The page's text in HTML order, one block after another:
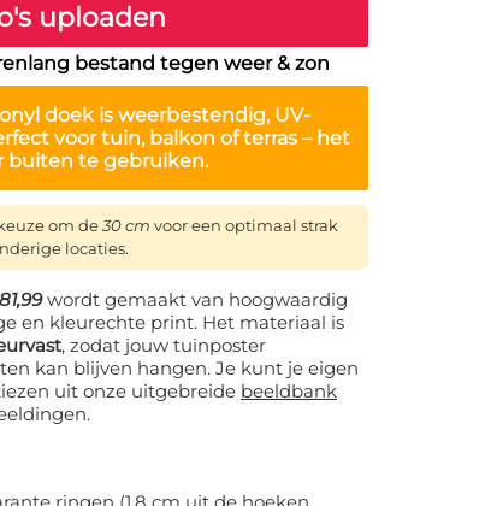
uploaden
bestand tegen weer & zon
doek is weerbestendig, UV-
voor tuin, balkon of terras – het
buiten te gebruiken.
om de30 cm voor een optimaal strak
locaties.
81,99wordt gemaakt van hoogwaardig
en kleurechte print. Het materiaal is
, zodat jouw tuinposter
kan blijven hangen. Je kunt je eigen
uit onze uitgebreide beeldbank